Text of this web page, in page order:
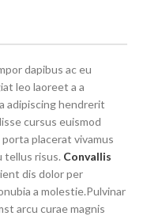
dapibus ac eu
leo laoreet a a
adipiscing hendrerit
cursus euismod
placerat vivamus
tellus risus. Convallis
dis dolor per
a molestie.Pulvinar
arcu curae magnis